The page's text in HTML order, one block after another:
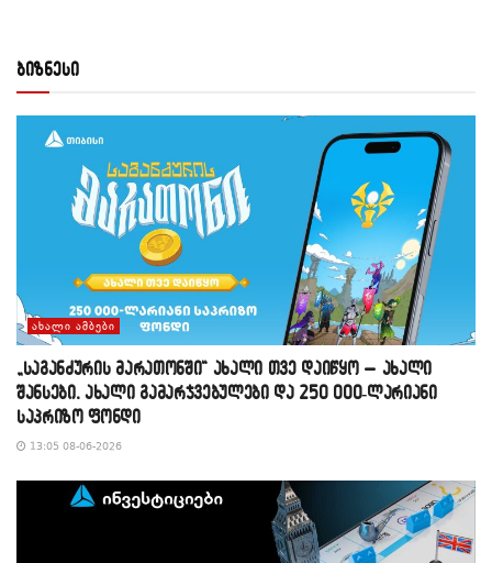
ბიზნესი
ᲐᲮᲐᲚᲘ ᲐᲛᲑᲔᲑᲘ
„საგანძურის მარათონში“ ახალი თვე დაიწყო – ახალი
შანსები, ახალი გამარჯვებულები და 250 000-ლარიანი
საპრიზო ფონდი
13:05 08-06-2026